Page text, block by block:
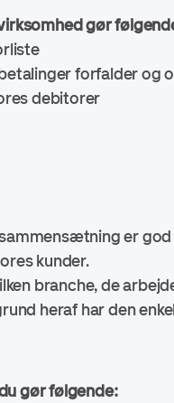
gør
forfalder og
debitorer
er
kunder.
branche, de
heraf har den
gør følgende: